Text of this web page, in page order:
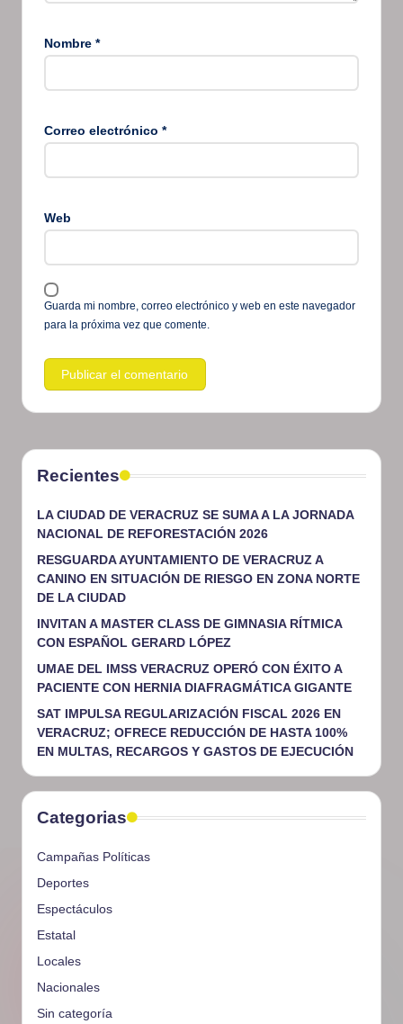
Nombre *
Correo electrónico *
Web
Guarda mi nombre, correo electrónico y web en este navegador
para la próxima vez que comente.
Recientes
LA CIUDAD DE VERACRUZ SE SUMA A LA JORNADA
NACIONAL DE REFORESTACIÓN 2026
RESGUARDA AYUNTAMIENTO DE VERACRUZ A
CANINO EN SITUACIÓN DE RIESGO EN ZONA NORTE
DE LA CIUDAD
INVITAN A MASTER CLASS DE GIMNASIA RÍTMICA
CON ESPAÑOL GERARD LÓPEZ
UMAE DEL IMSS VERACRUZ OPERÓ CON ÉXITO A
PACIENTE CON HERNIA DIAFRAGMÁTICA GIGANTE
SAT IMPULSA REGULARIZACIÓN FISCAL 2026 EN
VERACRUZ; OFRECE REDUCCIÓN DE HASTA 100%
EN MULTAS, RECARGOS Y GASTOS DE EJECUCIÓN
Categorias
Campañas Políticas
Deportes
Espectáculos
Estatal
Locales
Nacionales
Sin categoría